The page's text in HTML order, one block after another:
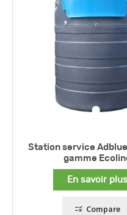
Station service
gamme
En savoir plus
Compare